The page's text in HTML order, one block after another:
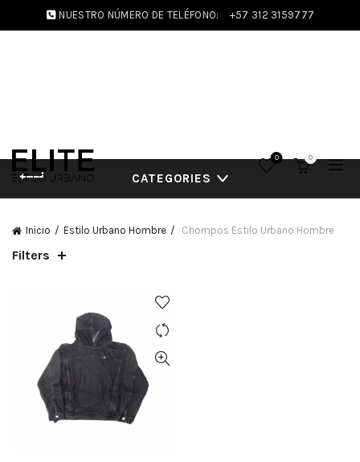
NUESTRO NÚMERO DE TELÉFONO: +57 312 3159777
0 0
CATEGORIES
Inicio Estilo Urbano Hombre Chompos Estilo Urbano Hombre
Filters